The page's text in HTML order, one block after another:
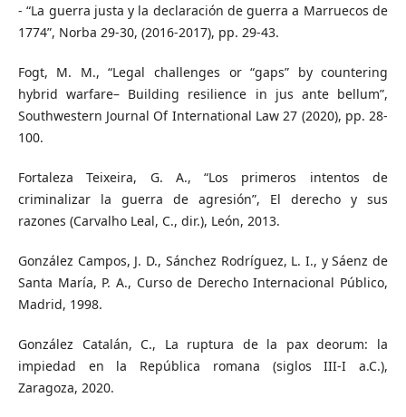
- “La guerra justa y la declaración de guerra a Marruecos de
1774”, Norba 29-30, (2016-2017), pp. 29-43.
Fogt, M. M., “Legal challenges or “gaps” by countering
hybrid warfare– Building resilience in jus ante bellum”,
Southwestern Journal Of International Law 27 (2020), pp. 28-
100.
Fortaleza Teixeira, G. A., “Los primeros intentos de
criminalizar la guerra de agresión”, El derecho y sus
razones (Carvalho Leal, C., dir.), León, 2013.
González Campos, J. D., Sánchez Rodríguez, L. I., y Sáenz de
Santa María, P. A., Curso de Derecho Internacional Público,
Madrid, 1998.
González Catalán, C., La ruptura de la pax deorum: la
impiedad en la República romana (siglos III-I a.C.),
Zaragoza, 2020.